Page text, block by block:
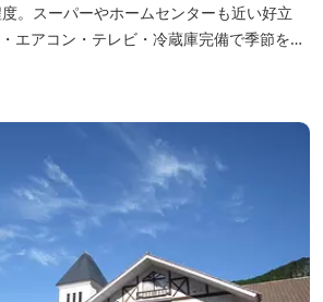
。スーパーやホームセンターも近い好立
エアコン・テレビ・冷蔵庫完備で季節を問
調理器具の揃った自炊棟や24時間利用可
充実の設備で快適にお過ごしいただけま
もありコテージ宿泊の方は貸し切りでご利